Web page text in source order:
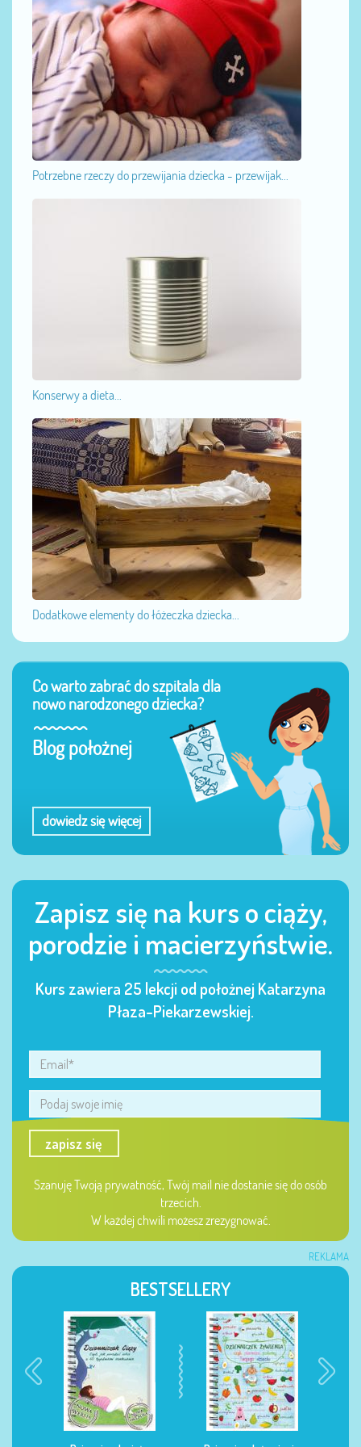
Potrzebne rzeczy do przewijania dziecka - przewijak...
Konserwy a dieta...
Dodatkowe elementy do łóżeczka dziecka...
Co warto zabrać do szpitala dla
nowo narodzonego dziecka?
Blog położnej
dowiedz się więcej
Zapisz się na kurs o ciąży,
porodzie i macierzyństwie.
Kurs zawiera 25 lekcji od położnej Katarzyna
Płaza-Piekarzewskiej.
zapisz się
Szanuję Twoją prywatność, Twój mail nie dostanie się do osób
trzecich.
W każdej chwili możesz zrezygnować.
REKLAMA
BESTSELLERY